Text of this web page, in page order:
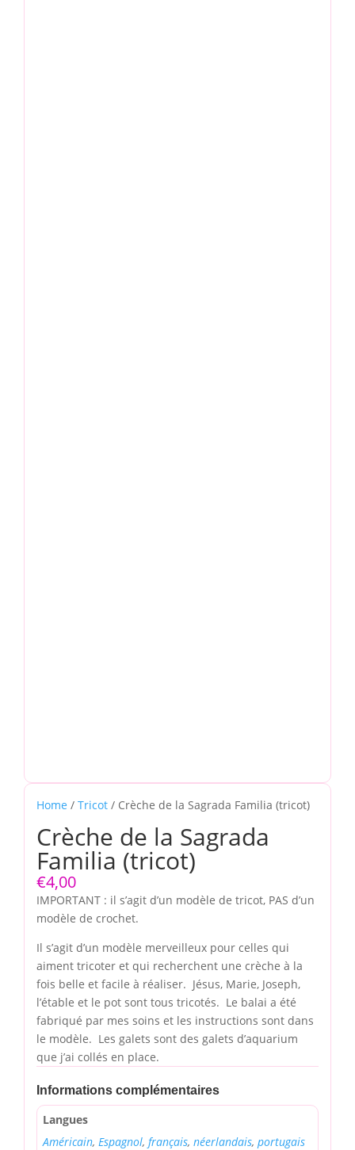
Home / Tricot / Crèche de la Sagrada Familia (tricot)
Crèche de la Sagrada
Familia (tricot)
€4,00
IMPORTANT : il s’agit d’un modèle de tricot, PAS d’un
modèle de crochet.
Il s’agit d’un modèle merveilleux pour celles qui
aiment tricoter et qui recherchent une crèche à la
fois belle et facile à réaliser. Jésus, Marie, Joseph,
l’étable et le pot sont tous tricotés. Le balai a été
fabriqué par mes soins et les instructions sont dans
le modèle. Les galets sont des galets d’aquarium
que j’ai collés en place.
Informations complémentaires
Langues
Américain, Espagnol, français, néerlandais, portugais